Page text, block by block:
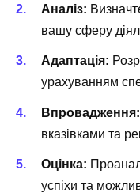
Аналіз:
вашу сферу
Адаптація:
урахуванням
Впровадження:
вказівками та
Оцінка:
успіхи та